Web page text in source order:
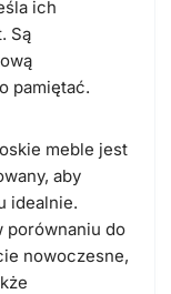
ich
Są
pamiętać.
meble jest
aby
idealnie.
porównaniu do
nowoczesne,